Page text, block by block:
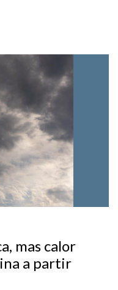
mas calor
a partir